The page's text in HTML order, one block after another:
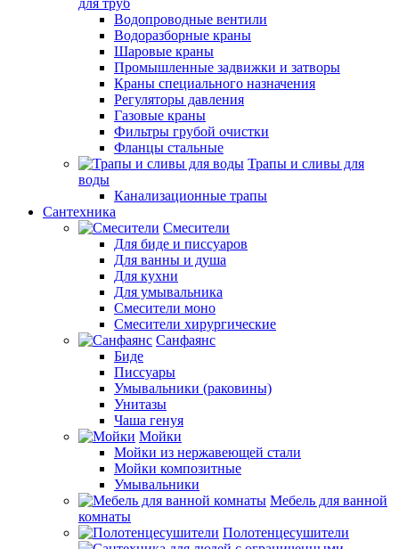
для труб
Водопроводные вентили
Водоразборные краны
Шаровые краны
Промышленные задвижки и затворы
Краны специального назначения
Регуляторы давления
Газовые краны
Фильтры грубой очистки
Фланцы стальные
Трапы и сливы для
воды
Канализационные трапы
Сантехника
Смесители
Для биде и писсуаров
Для ванны и душа
Для кухни
Для умывальника
Смесители моно
Смесители хирургические
Санфаянс
Биде
Писсуары
Умывальники (раковины)
Унитазы
Чаша генуя
Мойки
Мойки из нержавеющей стали
Мойки композитные
Умывальники
Мебель для ванной
комнаты
Полотенцесушители